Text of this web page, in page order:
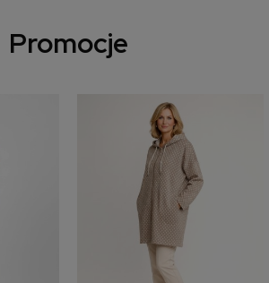
Promocje